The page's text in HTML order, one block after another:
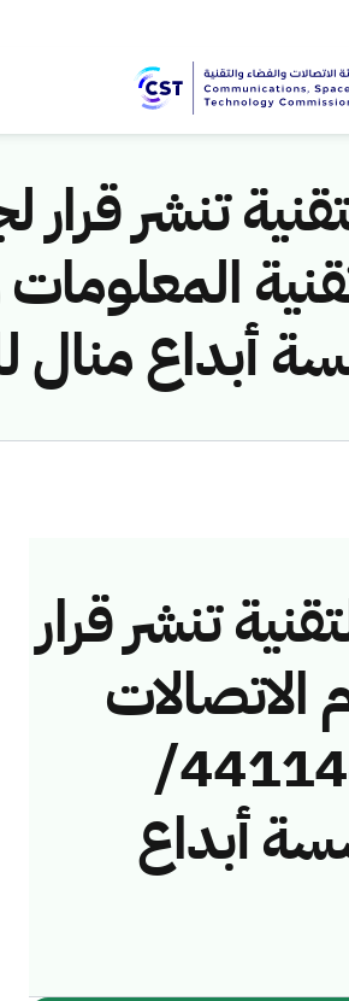
تنشر قرار
تنشر قرار
الاتصالات
وتقنية المعلومات رقم (4411442/
أبداع